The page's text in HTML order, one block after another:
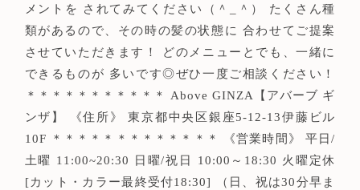
メントを されてみてください（＾_＾） たくさん種
類があるので、その時の髪の状態に 合わせてご提案
させていただきます！ どのメニューとでも、一緒に
できるものが 多いです◎ぜひ一度ご相談ください！
＊＊＊＊＊＊＊＊＊＊＊ Above GINZA【アバーブ ギ
ンザ】 《住所》 東京都中央区銀座5-12-13伊藤ビル
10F ＊＊＊＊＊＊＊＊＊＊＊＊＊ 《営業時間》 平日/
土曜 11:00~20:30 日曜/祝日 10:00～18:30 火曜定休
[カット・カラー最終受付18:30] （日、祝は30分早ま